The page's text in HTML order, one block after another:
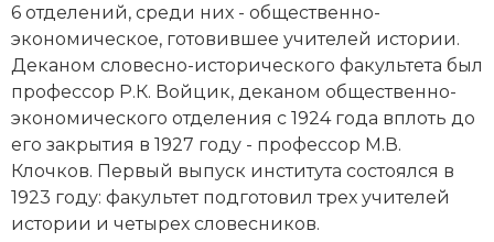
6 отделений, среди них - общественно-
экономическое, готовившее учителей истории.
Деканом словесно-исторического факультета был
профессор Р.К. Войцик, деканом общественно-
экономического отделения с 1924 года вплоть до
его закрытия в 1927 году - профессор М.В.
Клочков. Первый выпуск института состоялся в
1923 году: факультет подготовил трех учителей
истории и четырех словесников.